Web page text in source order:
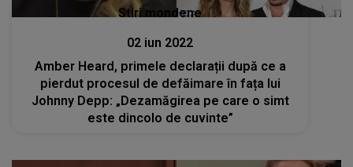
Stiri mondene
02 iun 2022
Amber Heard, primele declarații după ce a
pierdut procesul de defăimare în fața lui
Johnny Depp: „Dezamăgirea pe care o simt
este dincolo de cuvinte”